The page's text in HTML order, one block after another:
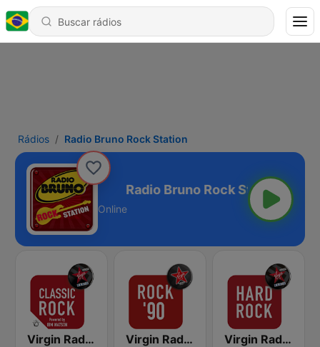
Rádios Radio Bruno Rock Station
Rock Station
Online
Virgin Radio Classic Rock Virgin Radio Rock 90 Virgin Radio Hard Rock